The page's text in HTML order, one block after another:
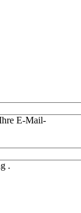
E-Mail-
.